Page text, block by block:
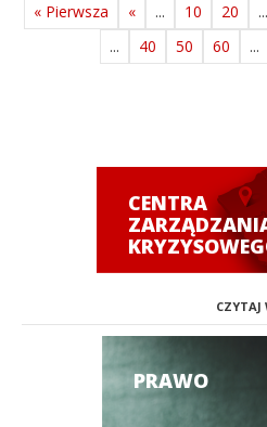
« Pierwsza « ... 10 20 ...
...
40 50 60 ...
CENTRA
CZYTAJ
PRAWO